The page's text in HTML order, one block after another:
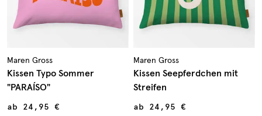
Maren Gross
Kissen Typo Sommer
"PARAÍSO"
ab 24,95 €
Maren Gross
Kissen Seepferdchen mit
Streifen
ab 24,95 €